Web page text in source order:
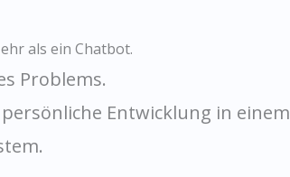
als ein Chatbot.
Problems.
Entwicklung in einem